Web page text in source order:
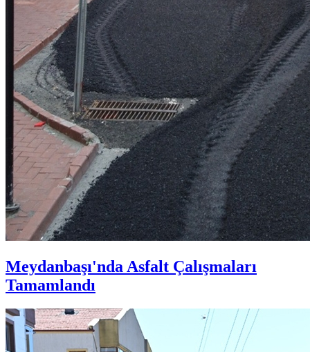
Meydanbaşı'nda Asfalt Çalışmaları
Tamamlandı